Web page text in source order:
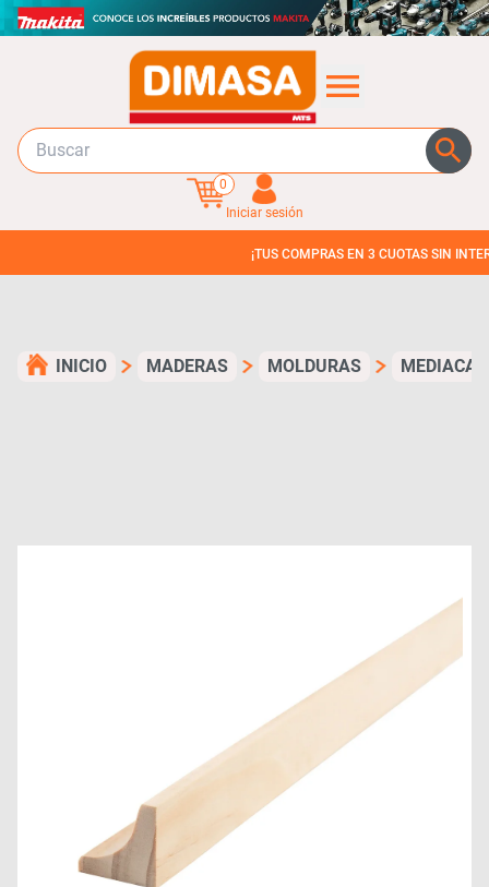
0
Iniciar sesión
¡TUS COMPRAS EN 3 CUOTAS SIN INTERES!
INICIO MADERAS MOLDURAS